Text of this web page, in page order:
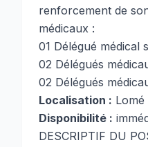
renforcement de
médicaux :
01 Délégué médical
02 Délégués
02 Délégués
Localisation :
Disponibilité :
DESCRIPTIF DU